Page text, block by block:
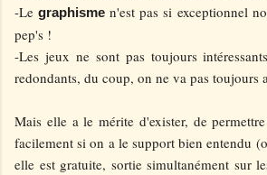
-Legraphisme n'est pas si exceptionnel
pep's !
-Les jeux ne sont pas toujours
redondants, du coup, on ne va pas toujours
Mais elle a le mérite d'exister, de
facilement si on a le support bien entendu
elle est gratuite, sortie simultanément sur